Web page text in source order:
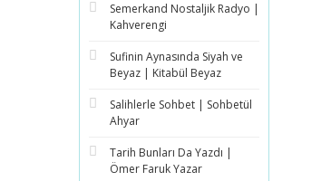
Semerkand Nostaljik Radyo |
Kahverengi
Sufinin Aynasında Siyah ve
Beyaz | Kitabül Beyaz
Salihlerle Sohbet | Sohbetül
Ahyar
Tarih Bunları Da Yazdı |
Ömer Faruk Yazar